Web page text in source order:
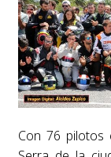
Con 76 pilotos